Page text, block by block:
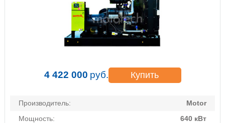
4 422 000 руб. Купить
Производитель:
Motor
Мощность:
640 кВт